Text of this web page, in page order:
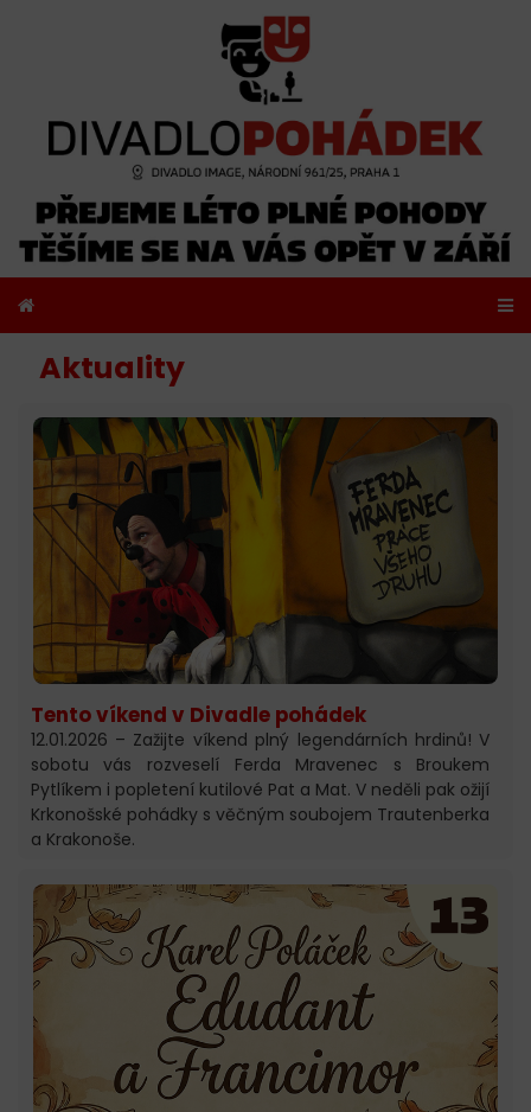
Aktuality
Tento víkend v Divadle pohádek
12.01.2026 – Zažijte víkend plný legendárních hrdinů! V
sobotu vás rozveselí Ferda Mravenec s Broukem
Pytlíkem i popletení kutilové Pat a Mat. V neděli pak ožijí
Krkonošské pohádky s věčným soubojem Trautenberka
a Krakonoše.